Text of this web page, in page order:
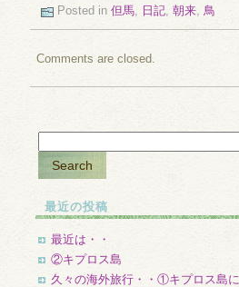
Posted in 但馬, 日記, 朝来, 鳥
Comments are closed.
最近の投稿
最近は・・
②キプロス島
久々の海外旅行・・①キプロス島に